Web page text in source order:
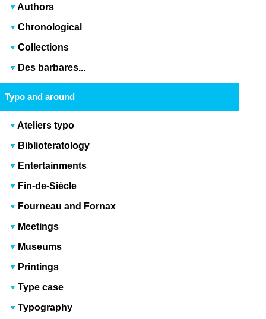
Authors
Chronological
Collections
Des barbares...
Typo and around
Ateliers typo
Biblioteratology
Entertainments
Fin-de-Siècle
Fourneau and Fornax
Meetings
Museums
Printings
Type case
Typography